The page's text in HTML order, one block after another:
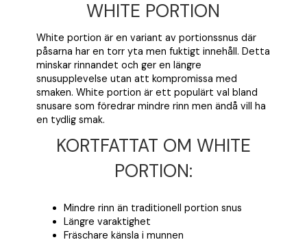
WHITE PORTION
White portion är en variant av portionssnus där
påsarna har en torr yta men fuktigt innehåll. Detta
minskar rinnandet och ger en längre
snusupplevelse utan att kompromissa med
smaken. White portion är ett populärt val bland
snusare som föredrar mindre rinn men ändå vill ha
en tydlig smak.
KORTFATTAT OM WHITE
PORTION:
Mindre rinn än traditionell portion snus
Längre varaktighet
Fräschare känsla i munnen